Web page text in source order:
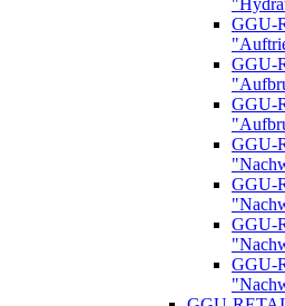
GGU-
GGU-
GGU-
GGU-
GGU-
GGU-
GGU-